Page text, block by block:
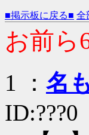
■掲示板に戻る■ 全
お前ら
1 ： 名
ID:???0